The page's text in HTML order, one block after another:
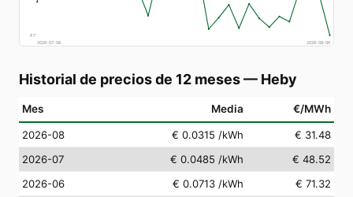
€7
2026-07-08
2026-08-06
Historial de precios de 12 meses— Heby
Mes Media €/MWh
2026-08 € 0.0315 /kWh
€ 31.48
2026-07
€ 0.0485 /kWh
€ 48.52
2026-06
€ 0.0713 /kWh
€ 71.32